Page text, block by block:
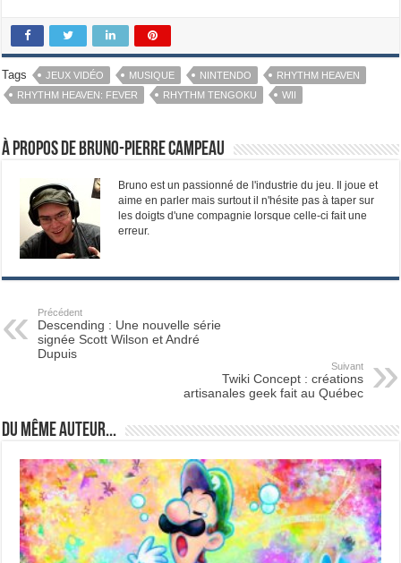
Tags JEUX VIDÉO MUSIQUE NINTENDO
RHYTHM HEAVEN
RHYTHM HEAVEN: FEVER
RHYTHM TENGOKU WII
À propos de Bruno-Pierre Campeau
Bruno est un passionné de l'industrie du jeu. Il joue et
aime en parler mais surtout il n'hésite pas à taper sur
les doigts d'une compagnie lorsque celle-ci fait une
erreur.
Précédent
Descending : Une nouvelle série
signée Scott Wilson et André
Dupuis
Suivant
Twiki Concept : créations
artisanales geek fait au Québec
Du même auteur...